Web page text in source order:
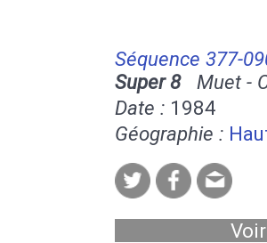
Séquence 377-
Super 8Muet -
Date : 1984
Géographie :